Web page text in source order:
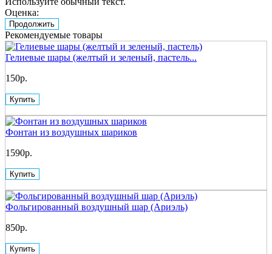
Оценка:
Продолжить
Рекомендуемые товары
Гелиевые шары (желтый и зеленый, пастель...
150р.
Купить
Фонтан из воздушных шариков
1590р.
Купить
Фольгированный воздушный шар (Ариэль)
850р.
Купить